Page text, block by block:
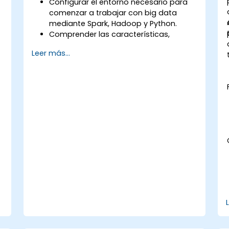
comenzar a trabajar con big data
mediante Spark, Hadoop y Python.
Comprender las características,
arquitectura de Spark y Hadoop.
Leer más...